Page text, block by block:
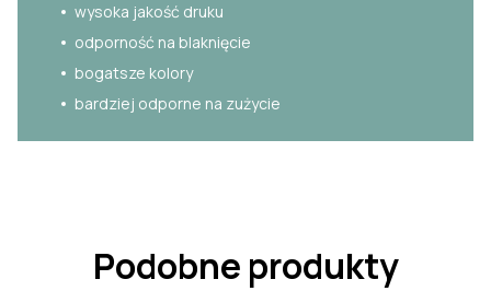
wysoka jakość druku
odporność na blaknięcie
bogatsze kolory
bardziej odporne na zużycie
Podobne produkty